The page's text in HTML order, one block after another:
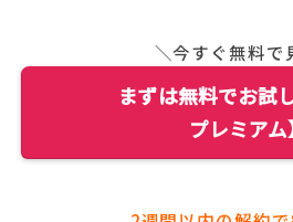
＼今すぐ無料で
まずは無料でお試
プレミアム